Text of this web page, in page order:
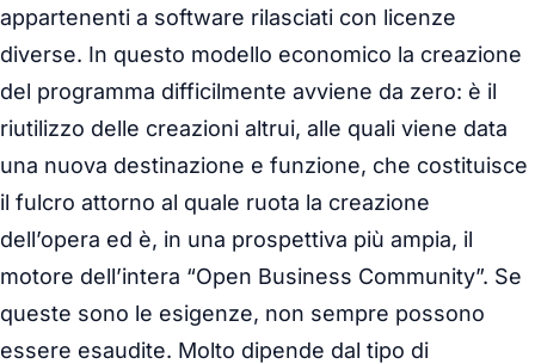
appartenenti a software rilasciati con licenze
diverse. In questo modello economico la creazione
del programma difficilmente avviene da zero: è il
riutilizzo delle creazioni altrui, alle quali viene data
una nuova destinazione e funzione, che costituisce
il fulcro attorno al quale ruota la creazione
dell’opera ed è, in una prospettiva più ampia, il
motore dell’intera “Open Business Community”. Se
queste sono le esigenze, non sempre possono
essere esaudite. Molto dipende dal tipo di